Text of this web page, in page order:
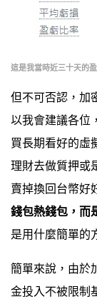
這是我當時近三十天的
但不可否認，加
以我會建議各位
買長期看好的虛
理財去做質押或
賣掉換回台幣好
錢包熱錢包，而
是用什麼簡單的
簡單來說，由於
金投入不被限制